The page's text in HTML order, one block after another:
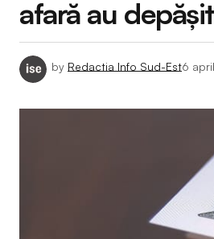
afară au
by Redactia Info Sud-Est6